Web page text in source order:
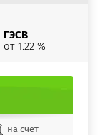
ГЭСВ
от 1.22 %
на счет